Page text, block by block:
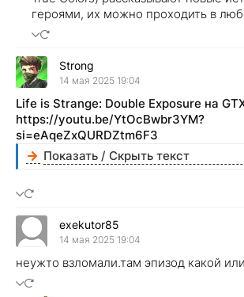
героями, их можно проходить в
Strong
14 мая 2025 19:04
Life is Strange: Double Exposure на
https://youtu.be/YtOcBwbr3YM?
si=eAqeZxQURDZtm6F3
Показать / Скрыть текст
exekutor85
14 мая 2025 19:04
неужто взломали.там эпизод какой